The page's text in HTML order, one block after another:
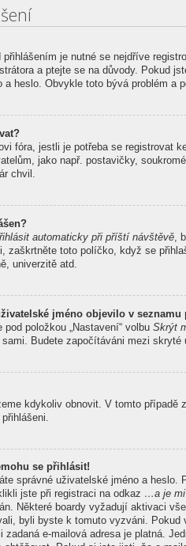
je nutné se nejdříve
a ptejte se na důvody. Pokud
a heslo. Obvykle toto bývá problém a
fóra, jestli je potřeba se registrovat
jako např. postavičky,
chvil.
automaticky při příští návštěvě ,
zaškrtněte toto políčko, když se
univerzitě atd.
jméno objevilo v seznamu
položkou „Nastavení“ volbu Skrýt
Budete započítáváni mezi skryté
kdykoliv obnovit. V tomto
se přihlásit!
správné uživatelské jméno a
jste při registraci na odkaz …a je mi
Některé boardy vyžadují aktivaci
byli byste k tomuto vyzváni.
zadaná e-mailová adresa je platná.